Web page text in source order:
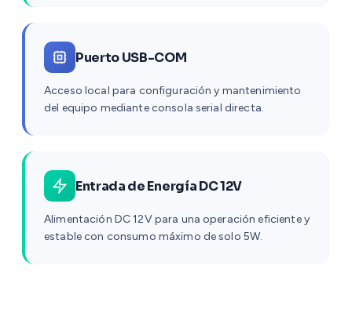
Puerto USB-COM
Acceso local para configuración y mantenimiento
del equipo mediante consola serial directa.
Entrada de Energía DC 12V
Alimentación DC 12V para una operación eficiente y
estable con consumo máximo de solo 5W.